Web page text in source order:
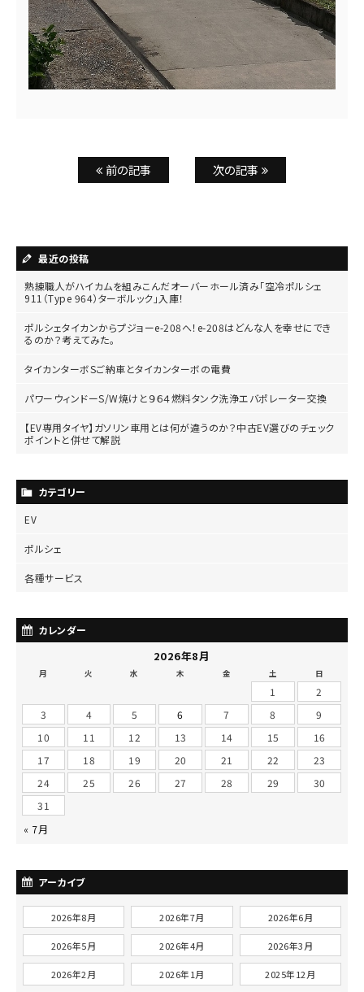
前の記事 次の記事
最近の投稿
熟練職人がハイカムを組みこんだオーバーホール済み「空冷ポルシェ
911（Type 964）ターボルック」入庫！
ポルシェタイカンからプジョーe-208へ！e-208はどんな人を幸せにでき
るのか？考えてみた。
タイカンターボSご納車とタイカンターボの電費
パワーウィンドーS/W焼けと９６４燃料タンク洗浄エバポレーター交換
【EV専用タイヤ】ガソリン車用とは何が違うのか？中古EV選びのチェック
ポイントと併せて解説
カテゴリー
EV
ポルシェ
各種サービス
カレンダー
2026年8月
月 火 水 木 金 土 日
1
2
3
4 5 6 7 8
9
10
11 12 13 14 15
16
17
18 19 20 21 22
23
24
25 26 27 28 29
30
31
« 7月
アーカイブ
2026年8月 2026年7月 2026年6月
2026年5月 2026年4月 2026年3月
2026年2月 2026年1月 2025年12月